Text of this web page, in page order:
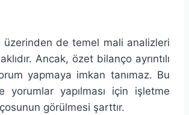
üzerinden de temel mali analizleri
Ancak, özet bilanço ayrıntılı
yapmaya imkan tanımaz. Bu
yorumlar yapılması için işletme
görülmesi şarttır.